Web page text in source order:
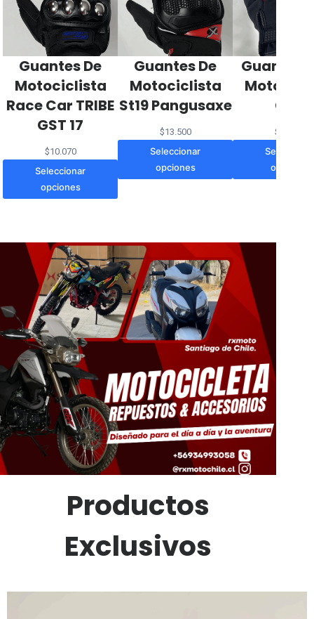
Guantes De
Motociclista
Race Car TRIBE
GST 17
$10.070
Seleccionar
opciones
Guantes De
Motociclista
St19 Pangusaxe
$13.500
Seleccionar
opciones
Guantes
City
$
opciones
Productos
Exclusivos